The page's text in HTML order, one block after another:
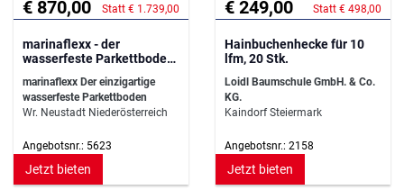
€ 870,00 Statt € 1.739,00
marinaflexx - der
wasserfeste Parkettboden
marinaflexx Der einzigartige
wasserfeste Parkettboden
Wr. Neustadt Niederösterreich
Angebotsnr.: 5623
Jetzt bieten
€ 249,00 Statt € 498,00
Hainbuchenhecke für 10
lfm, 20 Stk.
Loidl Baumschule GmbH. & Co.
KG.
Kaindorf Steiermark
Angebotsnr.: 2158
Jetzt bieten